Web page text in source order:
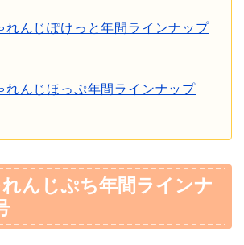
れんじぽけっと年間ラインナップ
れんじほっぷ年間ラインナップ
んじぷち年間ラインナ